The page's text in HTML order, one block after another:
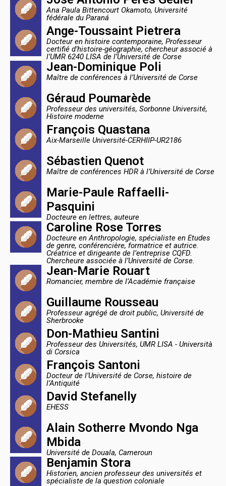
Ana Paula Bittencourt Okamoto, Université
fédérale du Paraná
Ange-Toussaint Pietrera
Docteur en histoire contemporaine, Professeur
certifié d’histoire-géographie, chercheur associé à
l’UMR 6240 LISA de l’Université de Corse
Jean-Dominique Poli
Maître de conférences à l’Université de Corse
Géraud Poumarède
Professeur des universités, Sorbonne Université,
Histoire moderne
François Quastana
Aix-Marseille Université-CERHIIP-UR2186
Sébastien Quenot
Maître de conférences HDR à l’Université de Corse
Marie-Paule Raffaelli-
Pasquini
Docteure en lettres, auteure
Caroline Rose Torres
Docteure en Anthropologie, spécialiste en Etudes
de genre, conférencière, formatrice et autrice.
Créatrice et dirigeante de l’entreprise CQFD.
Chercheure associée à l’Université de Corse.
Jean-Marie Rouart
Romancier, membre de l’Académie française
Guillaume Rousseau
Professeur agrégé de droit public, Université de
Sherbrooke
Don-Mathieu Santini
Professeur des Universités, UMR LISA - Università
di Corsica
François Santoni
Docteur de l’Université de Corse, histoire de
l’Antiquité
David Stefanelly
EHESS
Alain Sotherre Mvondo Nga
Mbida
Université de Douala, Cameroun
Benjamin Stora
Historien, ancien professeur des universités et
spécialiste de la question coloniale